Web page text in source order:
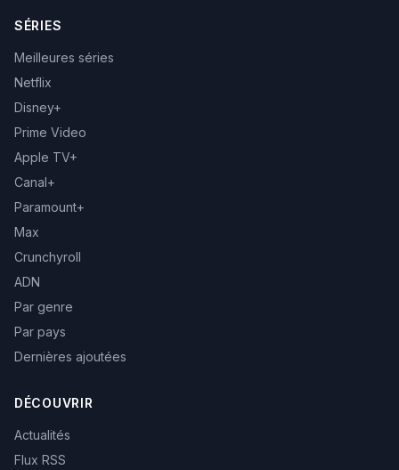
SÉRIES
Meilleures séries
Netflix
Disney+
Prime Video
Apple TV+
Canal+
Paramount+
Max
Crunchyroll
ADN
Par genre
Par pays
Dernières ajoutées
DÉCOUVRIR
Actualités
Flux RSS